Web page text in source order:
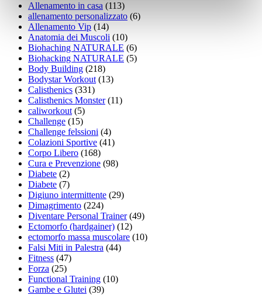
Allenamento in casa (113)
allenamento personalizzato (6)
Allenamento Vip (14)
Anatomia dei Muscoli (10)
Biohaching NATURALE (6)
Biohacking NATURALE (5)
Body Building (218)
Bodystar Workout(13)
Calisthenics (331)
Calisthenics Monster(11)
caliworkout(5)
Challenge (15)
Challenge felssioni (4)
Colazioni Sportive (41)
Corpo Libero (168)
Cura e Prevenzione (98)
Diabete (2)
Diabete (7)
Digiuno intermittente (29)
Dimagrimento (224)
Diventare Personal Trainer(49)
Ectomorfo (hardgainer) (12)
ectomorfo massa muscolare (10)
Falsi Miti in Palestra (44)
Fitness (47)
Forza (25)
Functional Training (10)
Gambe e Glutei (39)